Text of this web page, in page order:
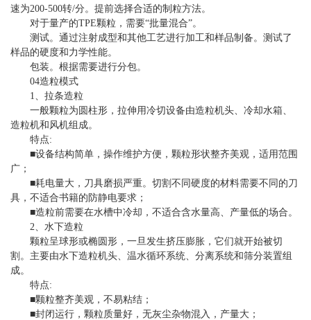
速为200-500转/分。提前选择合适的制粒方法。
对于量产的TPE颗粒，需要“批量混合”。
测试。通过注射成型和其他工艺进行加工和样品制备。测试了
样品的硬度和力学性能。
包装。根据需要进行分包。
04造粒模式
1、拉条造粒
一般颗粒为圆柱形，拉伸用冷切设备由造粒机头、冷却水箱、
造粒机和风机组成。
特点:
■设备结构简单，操作维护方便，颗粒形状整齐美观，适用范围
广；
■耗电量大，刀具磨损严重。切割不同硬度的材料需要不同的刀
具，不适合书籍的防静电要求；
■造粒前需要在水槽中冷却，不适合含水量高、产量低的场合。
2、水下造粒
颗粒呈球形或椭圆形，一旦发生挤压膨胀，它们就开始被切
割。主要由水下造粒机头、温水循环系统、分离系统和筛分装置组
成。
特点:
■颗粒整齐美观，不易粘结；
■封闭运行，颗粒质量好，无灰尘杂物混入，产量大；